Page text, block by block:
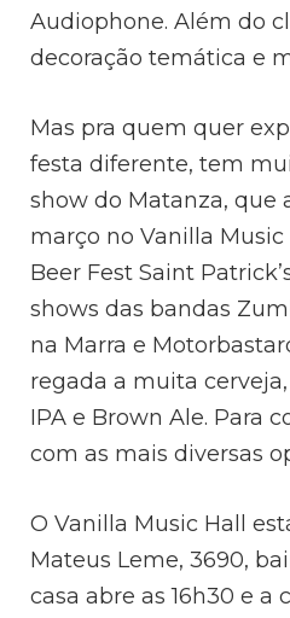
Audiophone. Além do
decoração temática e
Mas pra quem quer
festa diferente, tem
show do Matanza, que
março no Vanilla Music
Beer Fest Saint
shows das bandas
na Marra e
regada a muita
IPA e Brown Ale. Para
com as mais diversas
O Vanilla Music Hall
Mateus Leme, 3690,
casa abre as 16h30 e a